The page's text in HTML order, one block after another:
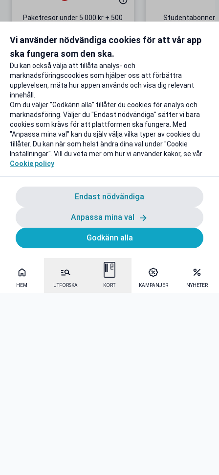
HEM UTFORSKA KORT KAMPANJER NYHETER
Paketresor under 5 000 kr + 500
Gäller även på redan prissänkta
Till rabatten
+ 20 GB
Vi använder nödvändiga cookies för att vår app
ska fungera som den ska.
Du kan också välja att tillåta analys- och
marknadsföringscookies som hjälper oss att förbättra
upplevelsen, mäta hur appen används och visa dig relevant
innehåll.
Om du väljer "Godkänn alla" tillåter du cookies för analys och
marknadsföring. Väljer du "Endast nödvändiga" sätter vi bara
cookies som krävs för att plattformen ska fungera. Med
"Anpassa mina val" kan du själv välja vilka typer av cookies du
tillåter. Du kan när som helst ändra dina val under "Cookie
Inställningar". Vill du veta mer om hur vi använder kakor, se vår
Cookie policy
Endast nödvändiga
Anpassa mina val
Godkänn alla